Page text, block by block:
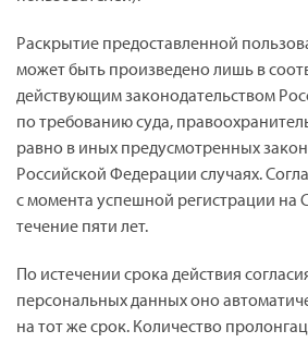
Раскрытие предоставленной
может быть произведено лишь в
действующим законодательством
по требованию суда,
равно в иных предусмотренных
Российской Федерации случаях.
с момента успешной регистрации на
течение пяти лет.
По истечении срока действия
персональных данных оно
на тот же срок. Количество